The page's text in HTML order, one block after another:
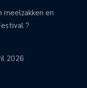
meelzakken en
?
2026